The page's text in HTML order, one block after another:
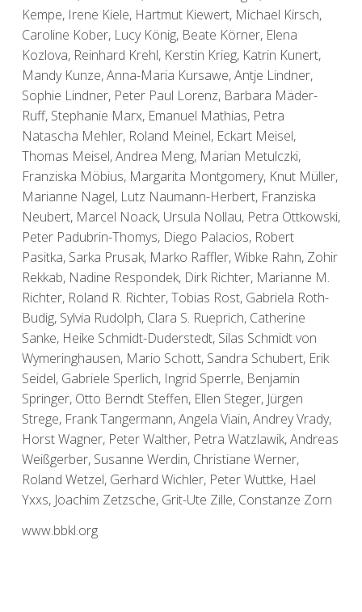
Kempe, Irene Kiele, Hartmut Kiewert, Michael Kirsch,
Caroline Kober, Lucy König, Beate Körner, Elena
Kozlova, Reinhard Krehl, Kerstin Krieg, Katrin Kunert,
Mandy Kunze, Anna-Maria Kursawe, Antje Lindner,
Sophie Lindner, Peter Paul Lorenz, Barbara Mäder-
Ruff, Stephanie Marx, Emanuel Mathias, Petra
Natascha Mehler, Roland Meinel, Eckart Meisel,
Thomas Meisel, Andrea Meng, Marian Metulczki,
Franziska Möbius, Margarita Montgomery, Knut Müller,
Marianne Nagel, Lutz Naumann-Herbert, Franziska
Neubert, Marcel Noack, Ursula Nollau, Petra Ottkowski,
Peter Padubrin-Thomys, Diego Palacios, Robert
Pasitka, Sarka Prusak, Marko Raffler, Wibke Rahn, Zohir
Rekkab, Nadine Respondek, Dirk Richter, Marianne M.
Richter, Roland R. Richter, Tobias Rost, Gabriela Roth-
Budig, Sylvia Rudolph, Clara S. Rueprich, Catherine
Sanke, Heike Schmidt-Duderstedt, Silas Schmidt von
Wymeringhausen, Mario Schott, Sandra Schubert, Erik
Seidel, Gabriele Sperlich, Ingrid Sperrle, Benjamin
Springer, Otto Berndt Steffen, Ellen Steger, Jürgen
Strege, Frank Tangermann, Angela Viain, Andrey Vrady,
Horst Wagner, Peter Walther, Petra Watzlawik, Andreas
Weißgerber, Susanne Werdin, Christiane Werner,
Roland Wetzel, Gerhard Wichler, Peter Wuttke, Hael
Yxxs, Joachim Zetzsche, Grit-Ute Zille, Constanze Zorn
www.bbkl.org